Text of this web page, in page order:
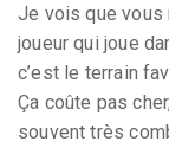
Je vois que vous
joueur qui joue
c’est le terrain
Ça coûte pas
souvent très